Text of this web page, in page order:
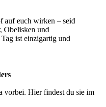
auf euch wirken – seid
Obelisken und
ist einzigartig und
vorbei. Hier findest du sie im